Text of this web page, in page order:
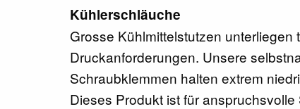
Kühlerschläuche
Grosse Kühlmittelstutzen
Druckanforderungen. Unsere
Schraubklemmen halten extrem
Dieses Produkt ist für